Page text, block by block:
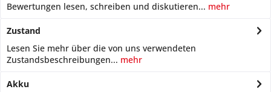
Bewertungen lesen, schreiben und diskutieren... mehr
Zustand
Lesen Sie mehr über die von uns verwendeten
Zustandsbeschreibungen... mehr
Akku